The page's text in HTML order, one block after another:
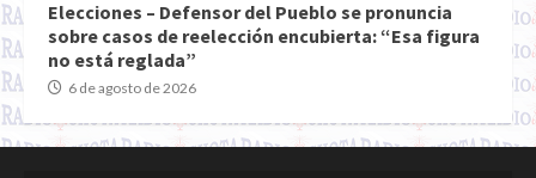
Elecciones – Defensor del Pueblo se pronuncia
sobre casos de reelección encubierta: “Esa figura
no está reglada”
6 de agosto de 2026